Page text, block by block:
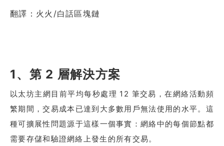
翻譯：火火/白話區塊鏈
1、第 2 層解決方案
以太坊主網目前平均每秒處理 12 筆交易，在網絡活動頻
繁期間，交易成本已達到大多數用戶無法使用的水平。這
種可擴展性問題源于這樣一個事實：網絡中的每個節點都
需要存儲和驗證網絡上發生的所有交易。